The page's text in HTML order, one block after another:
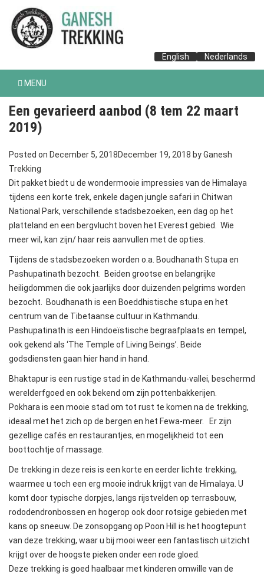
English Nederlands
MENU
Een gevarieerd aanbod (8 tem 22 maart
2019)
Posted on December 5, 2018December 19, 2018 byGanesh
Trekking
Dit pakket biedt u de wondermooie impressies van de Himalaya
tijdens een korte trek, enkele dagen jungle safari in Chitwan
National Park, verschillende stadsbezoeken, een dag op het
platteland en een bergvlucht boven het Everest gebied. Wie
meer wil, kan zijn/ haar reis aanvullen met de opties.
Tijdens de stadsbezoeken worden o.a. Boudhanath Stupa en
Pashupatinath bezocht. Beiden grootse en belangrijke
heiligdommen die ook jaarlijks door duizenden pelgrims worden
bezocht. Boudhanath is een Boeddhistische stupa en het
centrum van de Tibetaanse cultuur in Kathmandu.
Pashupatinath is een Hindoeïstische begraafplaats en tempel,
ook gekend als ‘The Temple of Living Beings’. Beide
godsdiensten gaan hier hand in hand.
Bhaktapur is een rustige stad in de Kathmandu-vallei, beschermd
werelderfgoed en ook bekend om zijn pottenbakkerijen.
Pokhara is een mooie stad om tot rust te komen na de trekking,
ideaal met het zich op de bergen en het Fewa-meer. Er zijn
gezellige cafés en restaurantjes, en mogelijkheid tot een
boottochtje of massage.
De trekking in deze reis is een korte en eerder lichte trekking,
waarmee u toch een erg mooie indruk krijgt van de Himalaya. U
komt door typische dorpjes, langs rijstvelden op terrasbouw,
rododendronbossen en hogerop ook door rotsige gebieden met
kans op sneeuw. De zonsopgang op Poon Hill is het hoogtepunt
van deze trekking, waar u bij mooi weer een fantastisch uitzicht
krijgt over de hoogste pieken onder een rode gloed.
Deze trekking is goed haalbaar met kinderen omwille van de